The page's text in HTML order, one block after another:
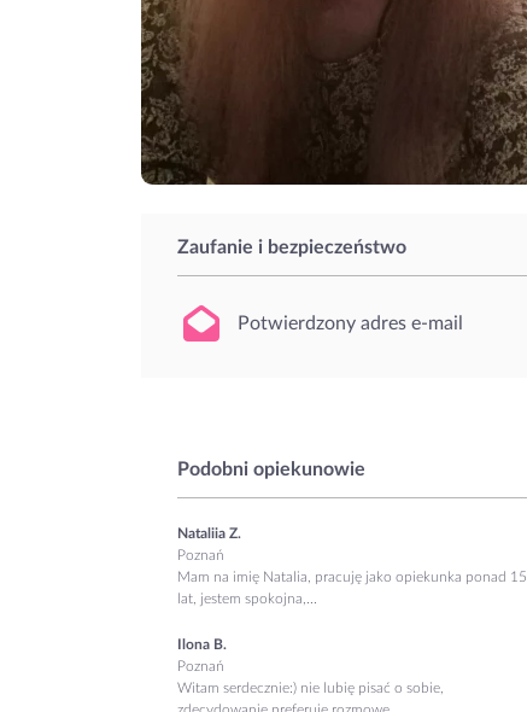
Zaufanie i bezpieczeństwo
Potwierdzony adres e-mail
Podobni opiekunowie
Nataliia Z.
Poznań
Mam na imię Natalia, pracuję jako opiekunka ponad 15
lat, jestem spokojna,...
Ilona B.
Poznań
Witam serdecznie:) nie lubię pisać o sobie,